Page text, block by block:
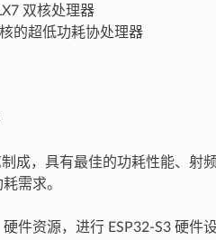
双核处理器
的超低功耗协处理器
制成，具有最佳的功耗性能、射
需求。
件资源，进行 ESP32-S3 硬件